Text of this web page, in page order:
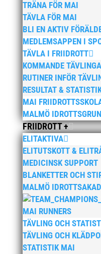
TRÄNA FÖR MAI
TÄVLA FÖR MAI
BLI EN AKTIV
MEDLEMSAPPEN I
TÄVLA I FRIIDROTT
KOMMANDE
RUTINER INFÖR
RESULTAT &
MAI
MALMÖ
FRIIDROTT +
ELITAKTIVA
ELITUTSKOTT &
MEDICINSK SUPPORT
BLANKETTER OCH
MALMÖ
MAI RUNNERS
TÄVLING OCH
TÄVLING OCH
STATISTIK MAI
28 januari, 2026
maj 2026
april 2026
januari 2026
december 2025
november 2025
oktober 2025
augusti 2025
juli 2025
april 2025
mars 2025
januari 2025
oktober 2024
september 2024
augusti 2024
juni 2024